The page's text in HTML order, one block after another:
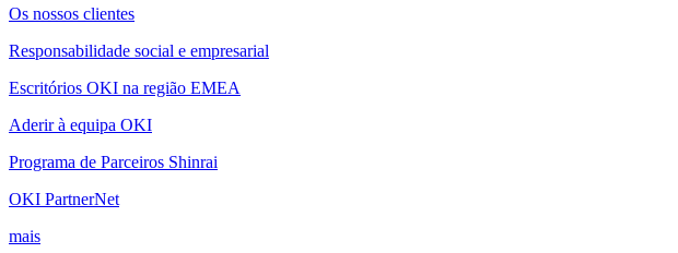
Os nossos clientes
Responsabilidade social e empresarial
Escritórios OKI na região EMEA
Aderir à equipa OKI
Programa de Parceiros Shinrai
OKI PartnerNet
mais